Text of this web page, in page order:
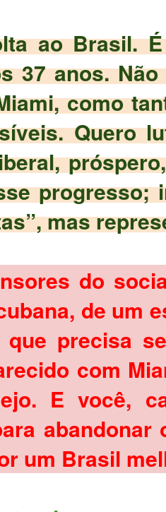
ao Brasil.
37 anos.
como
Quero
progresso;
mas
do
de um
que precisa
com
E você,
um Brasil